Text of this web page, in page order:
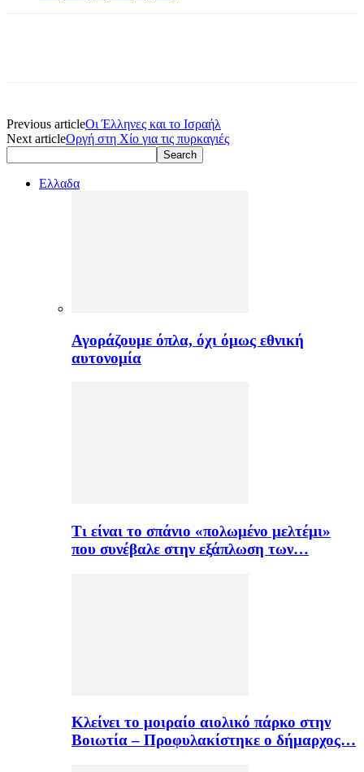
Previous articleΟι Έλληνες και το Ισραήλ
Next articleΟργή στη Χίο για τις πυρκαγιές
Ελλαδα
Αγοράζουμε όπλα, όχι όμως εθνική
αυτονομία
Τι είναι το σπάνιο «πολωμένο μελτέμι»
που συνέβαλε στην εξάπλωση των…
Κλείνει το μοιραίο αιολικό πάρκο στην
Βοιωτία – Προφυλακίστηκε ο δήμαρχος…